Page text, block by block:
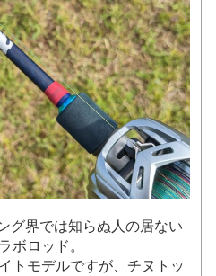
グ界では知らぬ人の居ない
ボロッド。
トモデルですが、チヌトッ